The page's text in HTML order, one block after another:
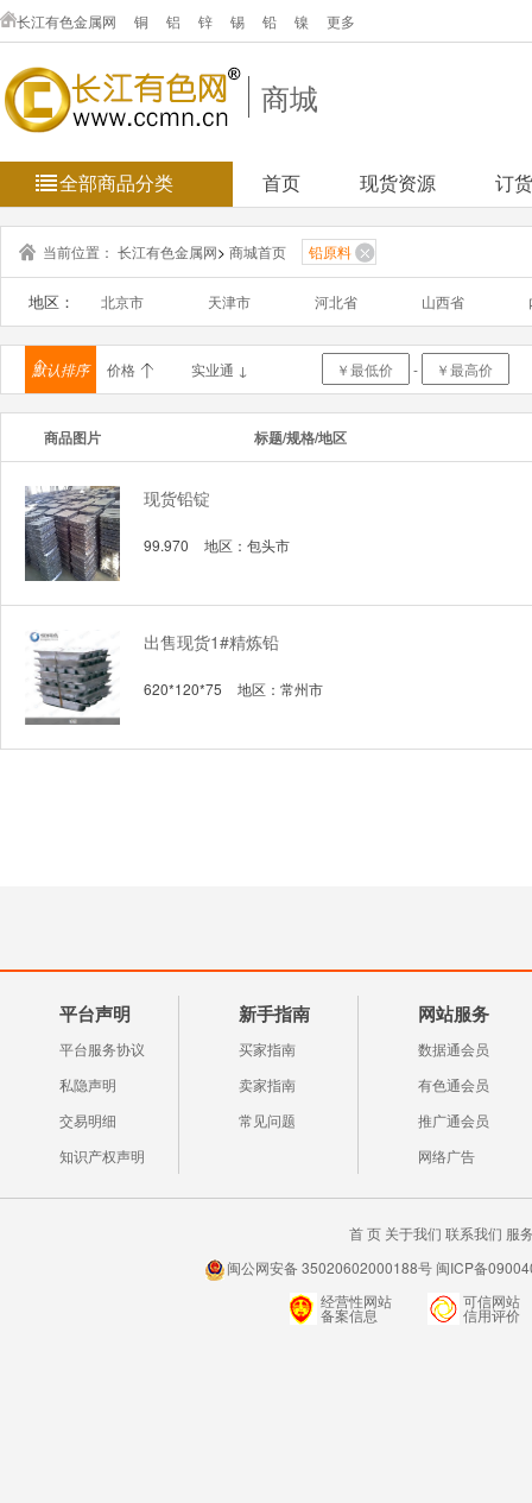
长江有色金属网 铜 铝 锌 锡 铅 镍 更多
商城
全部商品分类 首页 现货资源 订
当前位置： 长江有色金属网> 商城首页 铅原料
地区： 北京市 天津市 河北省 山西省
浙江省 安徽省 福建省 江西省
海南省 重庆市 四川省 贵州省
香港
默认排序 价格 实业通 ↓ -
商品图片 标题/规格/地区
现货铅锭
99.970 地区： 包头市
出售现货1#精炼铅
620*120*75 地区： 常州市
平台声明
平台服务协议
私隐声明
交易明细
知识产权声明
新手指南
买家指南
卖家指南
常见问题
网站服务
数据通会员
有色通会员
推广通会员
网络广告
首 页 关于我们 联系我们 服
闽公网安备 35020602000188号 闽ICP备
经营性网站
备案信息
可信网站
信用评价